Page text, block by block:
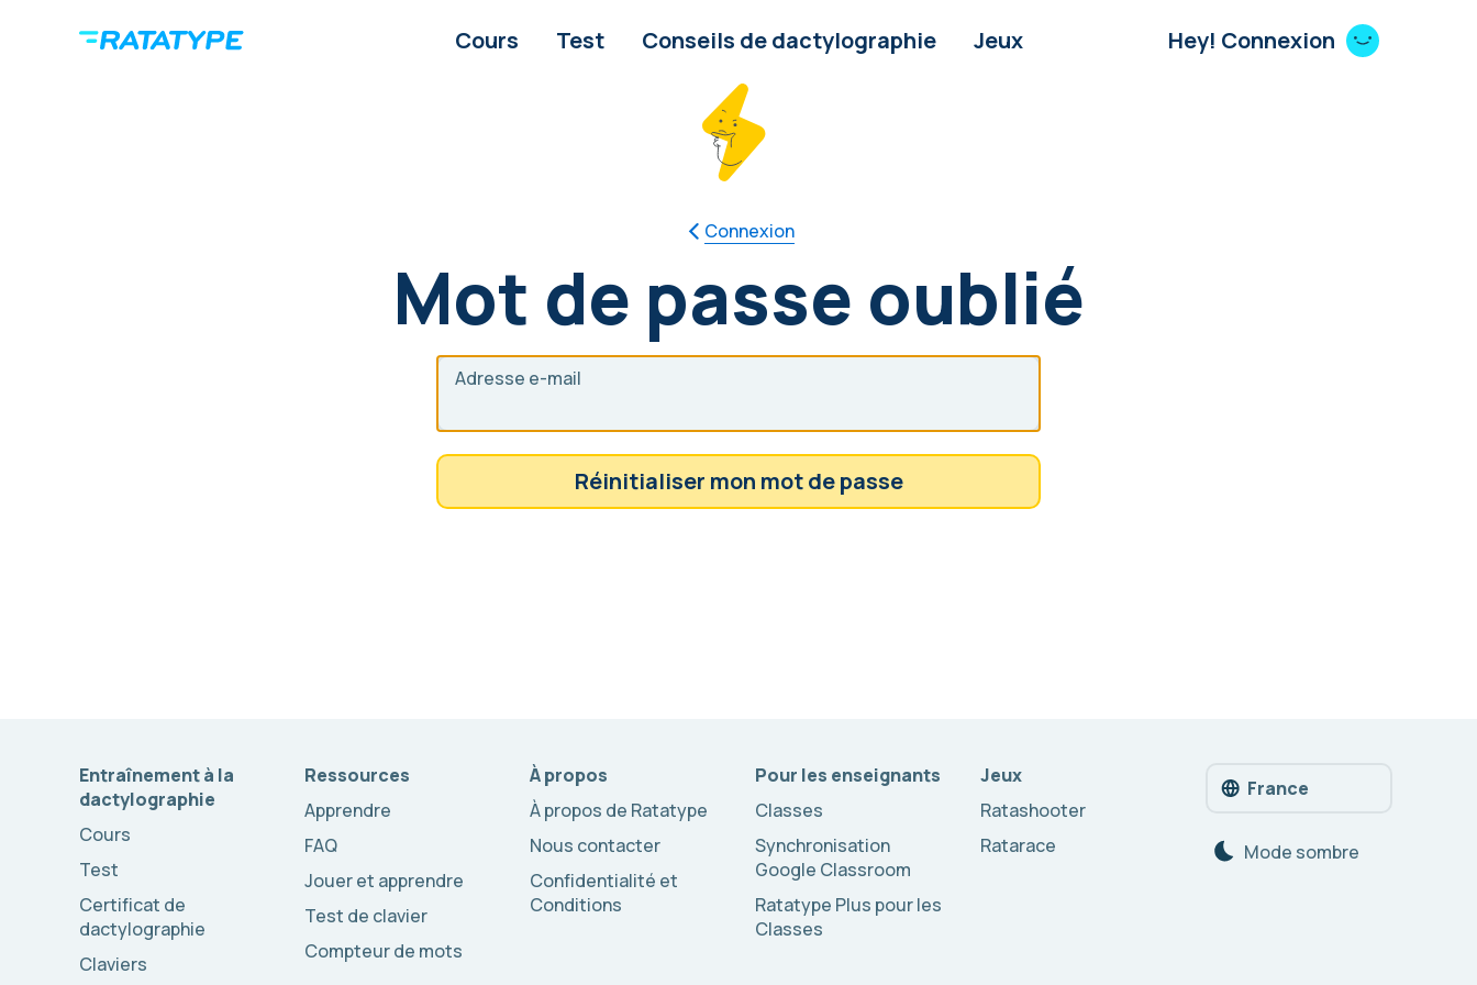
Cours Test Conseils de dactylographie Jeux Hey! Connexion
Connexion
Mot de passe oublié
Adresse e-mail
Réinitialiser mon mot de passe
Entraînement à la
dactylographie
Cours
Test
Certificat de
dactylographie
Claviers
Ressources
Apprendre
FAQ
Jouer et apprendre
Test de clavier
Compteur de mots
À propos
À propos de Ratatype
Nous contacter
Confidentialité et
Conditions
Pour les enseignants
Classes
Synchronisation
Google Classroom
Ratatype Plus pour les
Classes
Jeux
Ratashooter
Ratarace
France
Mode sombre